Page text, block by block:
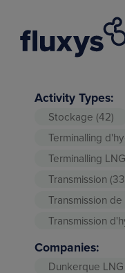
Activity Types:
Stockage (42)
Terminalling
Terminalling LNG
Transmission
Transmission de
Transmission
Companies:
Dunkerque LNG